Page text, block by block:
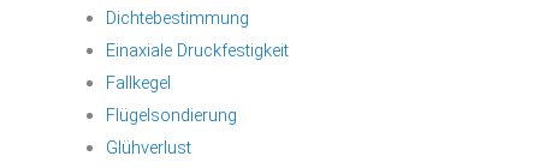
Dichtebestimmung
Einaxiale Druckfestigkeit
Fallkegel
Flügelsondierung
Glühverlust